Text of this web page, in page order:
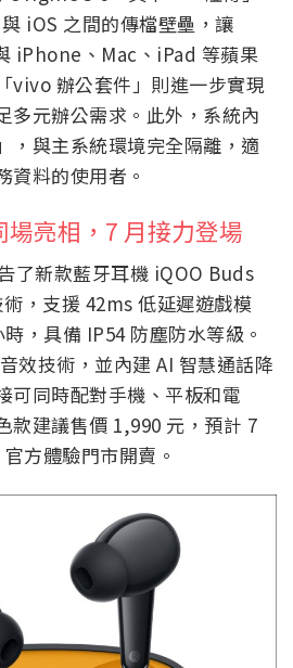
iOS 之間的傳檔壁壘，讓
iPhone、Mac、iPad 等蘋果
vivo 辦公套件」則進一步實現
多元辦公需求。此外，系統內
，與主系統環境完全隔離，適
資料的使用者。
場亮相，7 月接力登場
了新款藍牙耳機 iQOO Buds
，支援 42ms 低延遲遊戲模
，具備 IP54 防塵防水等級。
效技術，並內建 AI 智慧通話降
可同時配對手機、平板和電
款建議售價 1,990 元，預計 7
方體驗門市開賣。